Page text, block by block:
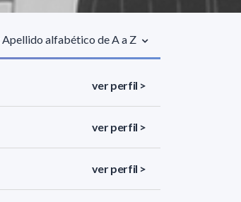
alfabético de A a Z
ver perfil >
ver perfil >
ver perfil >